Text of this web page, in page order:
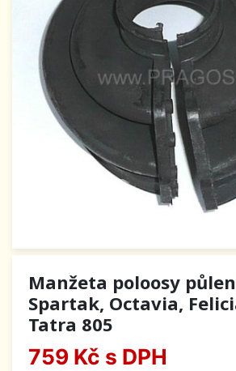
Manžeta poloosy
Spartak, Octavia,
Tatra 805
759 Kč s DPH